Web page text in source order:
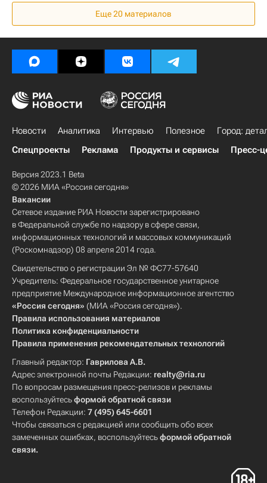
Коммерческая недвижимость
Еще 20 материалов
Новости Аналитика Интервью Полезное
Город:
Спецпроекты
Реклама Продукты и сервисы Пресс-
Версия 2023.1 Beta
© 2026 МИА «Россия сегодня»
Вакансии
Сетевое издание РИА Новости зарегистрировано
в Федеральной службе по надзору в сфере связи,
информационных технологий и массовых коммуникаций
(Роскомнадзор) 08 апреля 2014 года.
Свидетельство о регистрации Эл № ФС77-57640
Учредитель: Федеральное государственное унитарное
предприятие Международное информационное агентство
«Россия сегодня» (МИА «Россия сегодня»).
Правила использования материалов
Политика конфиденциальности
Правила применения рекомендательных технологий
Главный редактор: Гаврилова А.В.
Адрес электронной почты Редакции: realty@ria.ru
По вопросам размещения пресс-релизов и рекламы
воспользуйтесьформой обратной связи
Телефон Редакции: 7 (495) 645-6601
Чтобы связаться с редакцией или сообщить обо всех
замеченных ошибках, воспользуйтесьформой обратной
связи.